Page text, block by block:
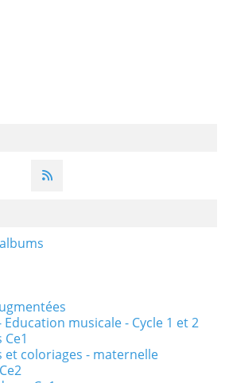
musicale - Cycle 1 et 2
et coloriages - maternelle